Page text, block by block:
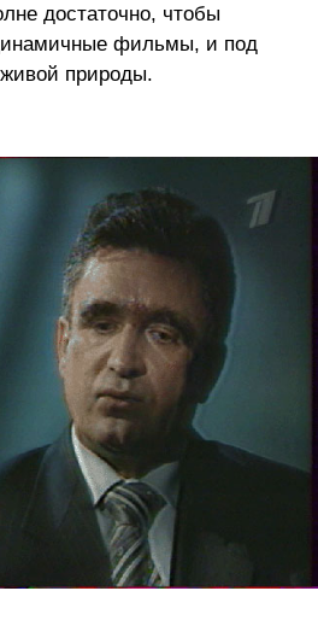
достаточно, чтобы
фильмы, и под
природы.